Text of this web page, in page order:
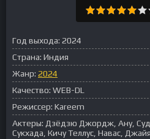
Год выхода: 2024
Страна: Индия
Жанр: 2024
Качество: WEB-DL
Режиссер: Kareem
Актеры: Дзёдзю Джордж, Ану,
Сукхада, Кичу Теллус, Навас,